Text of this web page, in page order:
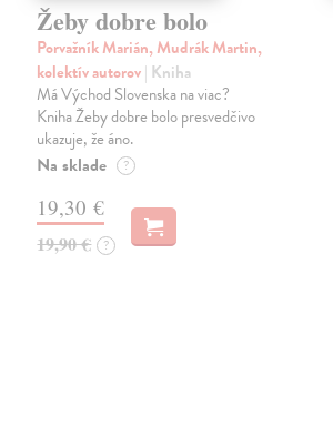
Žeby dobre bolo
Porvažník Marián, Mudrák Martin,
kolektív autorov| Kniha
Má Východ Slovenska na viac?
Kniha Žeby dobre bolo presvedčivo
ukazuje, že áno.
Na sklade ?
19,30 €
19,90 € ?